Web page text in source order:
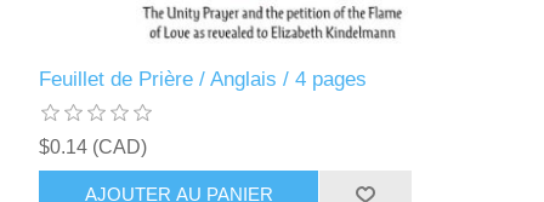
Feuillet de Prière / Anglais / 4 pages
$0.14 (CAD)
AJOUTER AU PANIER